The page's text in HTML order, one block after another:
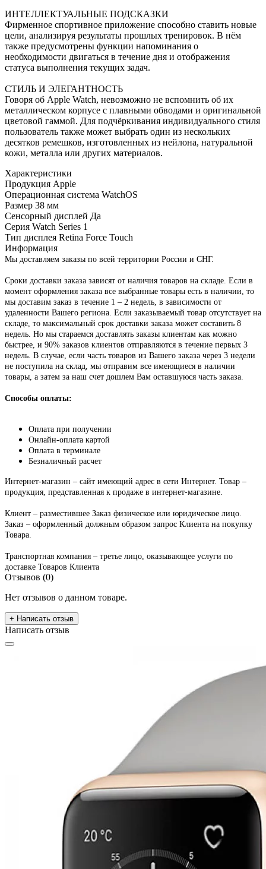
ИНТЕЛЛЕКТУАЛЬНЫЕ ПОДСКАЗКИ
Фирменное спортивное приложение способно ставить новые
цели, анализируя результаты прошлых тренировок. В нём
также предусмотрены функции напоминания о
необходимости двигаться в течение дня и отображения
статуса выполнения текущих задач.
СТИЛЬ И ЭЛЕГАНТНОСТЬ
Говоря об Apple Watch, невозможно не вспомнить об их
металлическом корпусе с плавными обводами и оригинальной
цветовой гаммой. Для подчёркивания индивидуального стиля
пользователь также может выбрать один из нескольких
десятков ремешков, изготовленных из нейлона, натуральной
кожи, металла или других материалов.
Характеристики
Продукция Apple
Операционная система WatchOS
Размер 38 мм
Сенсорный дисплей Да
Серия Watch Series 1
Тип дисплея Retina Force Touch
Информация
Мы доставляем заказы по всей территории России и СНГ.
Сроки доставки заказа зависят от наличия товаров на складе. Если в
момент оформления заказа все выбранные товары есть в наличии, то
мы доставим заказ в течение 1 – 2 недель, в зависимости от
удаленности Вашего региона. Если заказываемый товар отсутствует на
складе, то максимальный срок доставки заказа может составить 8
недель. Но мы стараемся доставлять заказы клиентам как можно
быстрее, и 90% заказов клиентов отправляются в течение первых 3
недель. В случае, если часть товаров из Вашего заказа через 3 недели
не поступила на склад, мы отправим все имеющиеся в наличии
товары, а затем за наш счет дошлем Вам оставшуюся часть заказа.
Способы оплаты:
Оплата при получении
Онлайн-оплата картой
Оплата в терминале
Безналичный расчет
Интернет-магазин – сайт имеющий адрес в сети Интернет. Товар –
продукция, представленная к продаже в интернет-магазине.
Клиент – разместившее Заказ физическое или юридическое лицо.
Заказ – оформленный должным образом запрос Клиента на покупку
Товара.
Транспортная компания – третье лицо, оказывающее услуги по
доставке Товаров Клиента
Отзывов (0)
Нет отзывов о данном товаре.
+ Написать отзыв
Написать отзыв